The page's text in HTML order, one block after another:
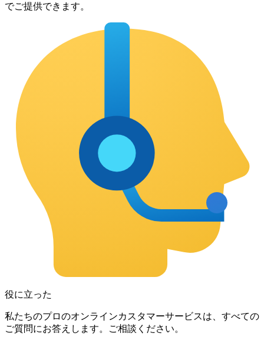
でご提供できます。
役に立った
私たちのプロのオンラインカスタマーサービスは、すべての
ご質問にお答えします。ご相談ください。